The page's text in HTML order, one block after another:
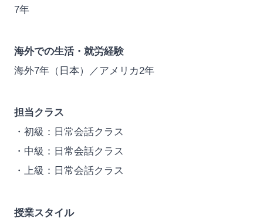
7年
海外での生活・就労経験
海外7年（日本）／アメリカ2年
担当クラス
・初級：日常会話クラス
・中級：日常会話クラス
・上級：日常会話クラス
授業スタイル